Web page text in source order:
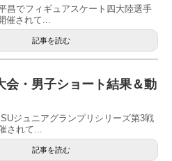
昌でフィギュアスケート四大陸選手
催されて...
記事を読む
会・男子ショート結果＆動
ジュニアグランプリシリーズ第3戦
されて...
記事を読む